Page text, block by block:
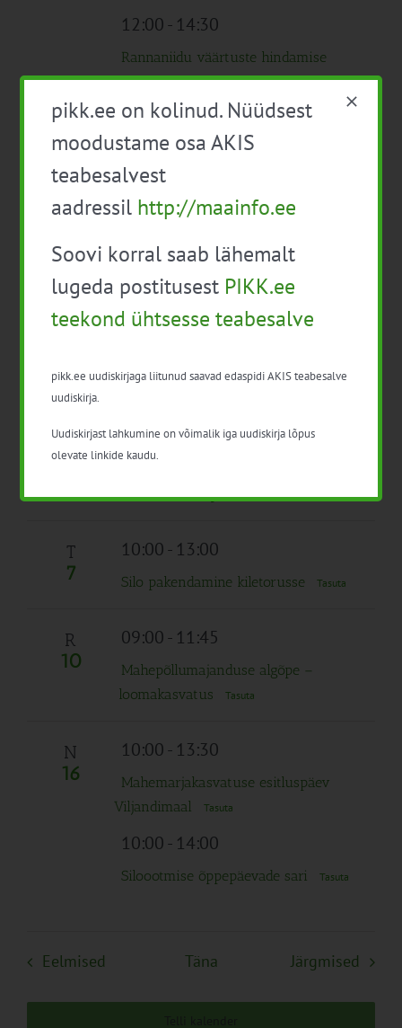
12:00- 14:30
Rannaniidu väärtuste hindamise
õppepäev
15:00-21:00
BASF Agrcultural solutions põllupäev
2026
juuli 2026
K
1
09:30 -17:00
Liidrite kool 2026 Tasuta
2
METK Heinaseemnekasvatuse ja
L 10:00
Mesinike suvepäev 2026 15€
T
7
10:00- 13:00
Silo pakendamine kiletorusse Tasuta
R
10
09:00- 11:45
Mahepõllumajanduse algõpe –
loomakasvatus
Tasuta
N
16
10:00- 13:30
Mahemarjakasvatuse esitluspäev
Viljandimaal
Tasuta
10:00- 14:00
Siloootmise õppepäevade sari Tasuta
Eelmised SündmusedTäna Järgmised
pikk.ee on kolinud. Nüüdsest
moodustame osa AKIS
teabesalvest
aadressil http://maainfo.ee
Soovi korral saab lähemalt
lugeda postitusest PIKK.ee
teekond ühtsesse teabesalve
pikk.ee uudiskirjaga liitunud saavad edaspidi AKIS teabesalve
uudiskirja.
Uudiskirjast lahkumine on võimalik iga uudiskirja lõpus
olevate linkide kaudu.